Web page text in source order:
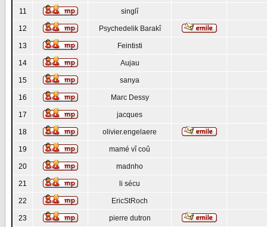
11 singlî
12 Psychedelik Barakî
13 Feintisti
14 Aujau
15 sanya
16 Marc Dessy
17 jacques
18 olivier.engelaere
19 mamé vî coû
20 madnho
21 li sécu
22 EricStRoch
23 pierre dutron